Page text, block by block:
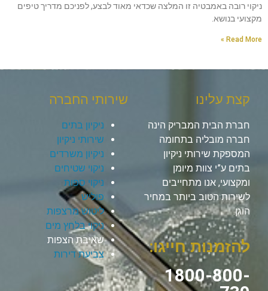
ניקוי רובה באמבטיה זו המלצה שכדאי מאוד לבצע, לפניכם מדריך טיפים
מקצועי בנושא.
Read More »
קצת עלינו
חברת הבית המבריק הינה
חברה מובליה בתחומה
המספקת שירותי ניקיון
בתים ע”י צוות מיומן
ומקצועי, אנו מתחייבים
לשירות הטוב ביותר במחיר
הוגן.
להזמנות חייגו:
1800-800-
שירותי החברה
ניקיון בתים
שירותי ניקיון
ניקיון משרדים
ניקוי שטיחים
ניקוי ספות
פוליש
ליטוש מרצפות
ניקוי בלחץ מים
שאיבת הצפות
צביעת דירות